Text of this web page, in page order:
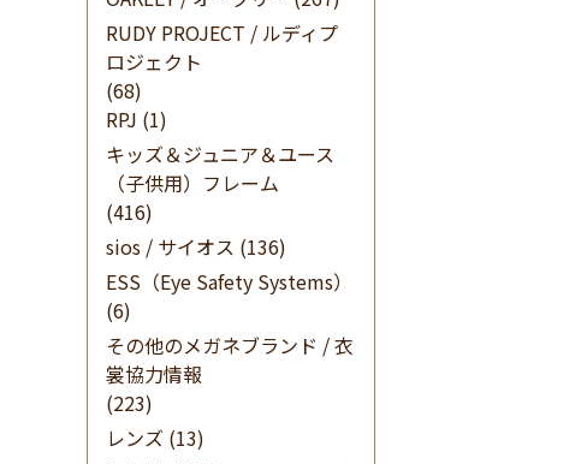
RUDY PROJECT / ルディプ
ロジェクト
(68)
RPJ (1)
キッズ＆ジュニア＆ユース
（子供用）フレーム
(416)
sios / サイオス (136)
ESS（Eye Safety Systems）
(6)
その他のメガネブランド / 衣
裳協力情報
(223)
レンズ (13)